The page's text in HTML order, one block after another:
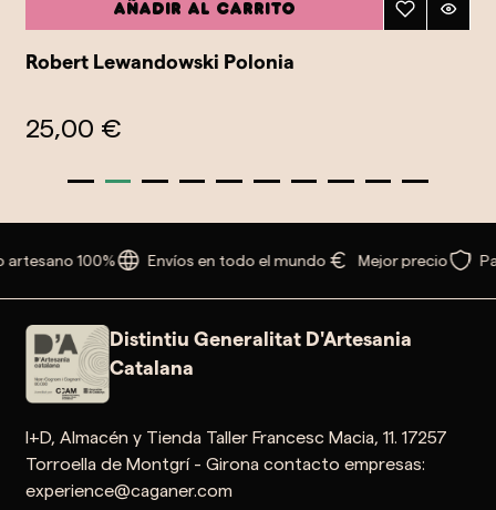
Añadir al carrito
Robert Lewandowski Polonia
25,00 €
100% Envíos en todo el mundo Mejor precio
Distintiu Generalitat D'Artesania
Catalana
I+D, Almacén y Tienda Taller Francesc Macia, 11. 17257
Torroella de Montgrí - Girona contacto empresas:
experience@caganer.com